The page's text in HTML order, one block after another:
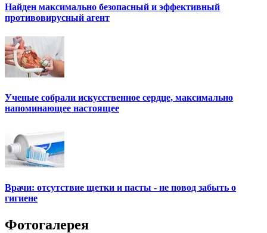
Найден максимально безопасный и эффективный
противовирусный агент
Ученые собрали искусственное сердце, максимально
напоминающее настоящее
Врачи: отсутствие щетки и пасты - не повод забыть о
гигиене
Фотогалерея